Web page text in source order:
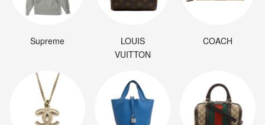
Supreme
LOUIS
VUITTON
COACH